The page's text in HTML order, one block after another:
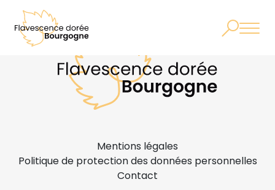
Mentions légales
Politique de protection des données personnelles
Contact